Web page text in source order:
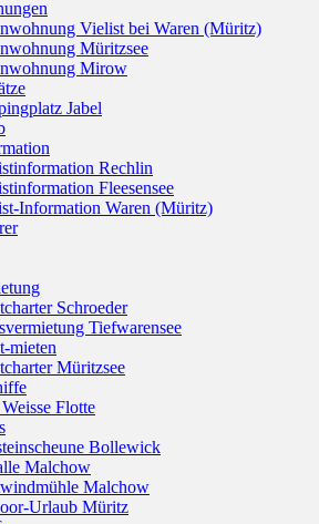
Vielist bei Waren (Müritz)
Müritzsee
Mirow
Jabel
Rechlin
Fleesensee
Information Waren (Müritz)
Schroeder
Tiefwarensee
mieten
Müritzsee
Flotte
Bollewick
Malchow
Malchow
Urlaub Müritz